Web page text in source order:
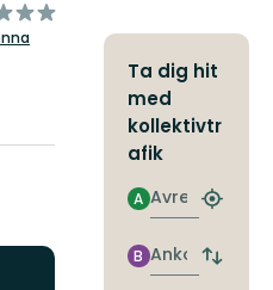
Ta dig hit
med
kollektivtr
afik
Avresa
A
Hitta
Ankomst
B
Byt